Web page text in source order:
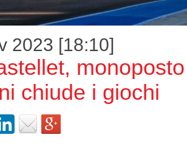
2023 [18:10]
monoposto
chiude i giochi